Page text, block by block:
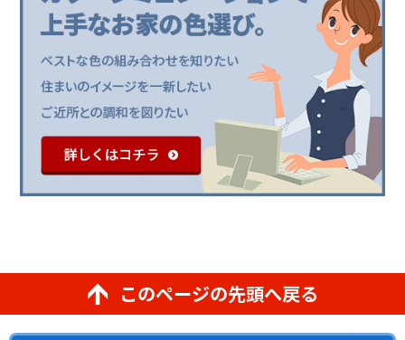
このページの先頭へ戻る